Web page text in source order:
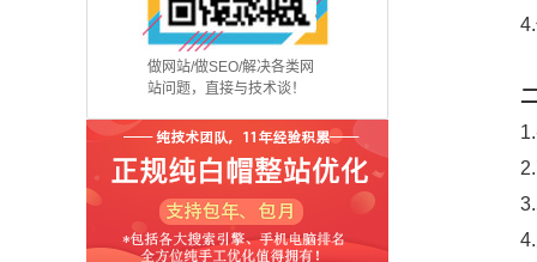
做网站/做SEO/解决各类网
站问题，直接与技术谈！
4.做
1.在
2.高
3.草
4.大